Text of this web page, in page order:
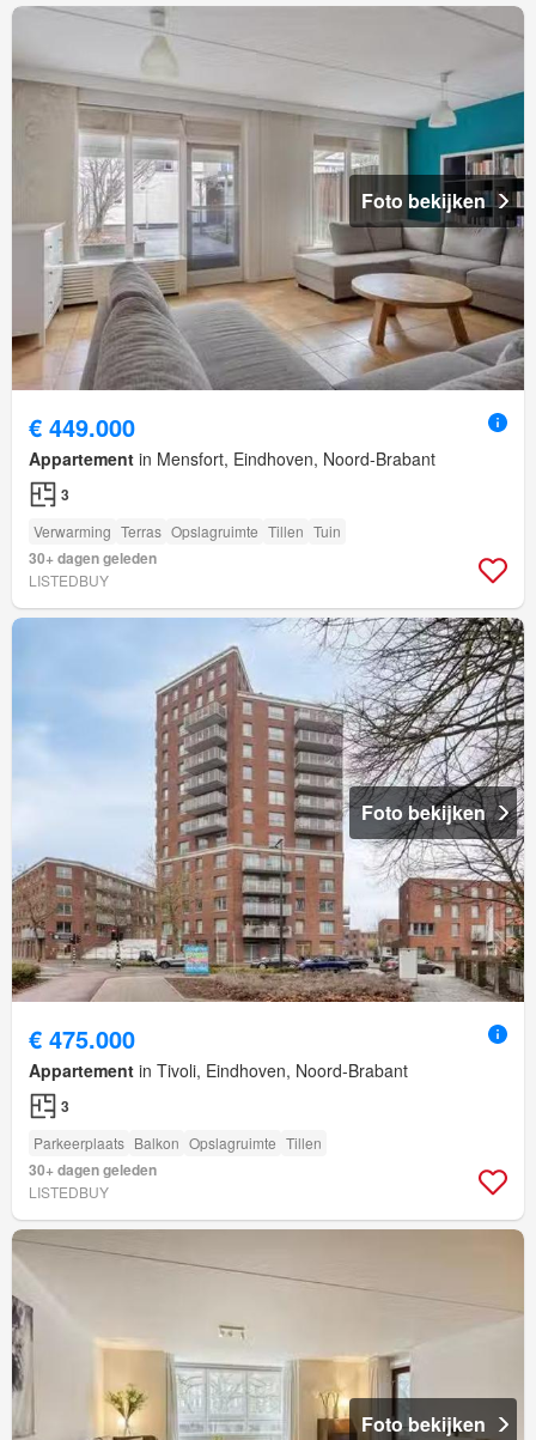
Foto bekijken
€ 449.000
Appartement in Mensfort, Eindhoven, Noord-Brabant
3
Verwarming Terras Opslagruimte Tillen Tuin
30+ dagen geleden
LISTEDBUY
Foto bekijken
€ 475.000
Appartement in Tivoli, Eindhoven, Noord-Brabant
3
Parkeerplaats Balkon Opslagruimte Tillen
30+ dagen geleden
LISTEDBUY
Foto bekijken